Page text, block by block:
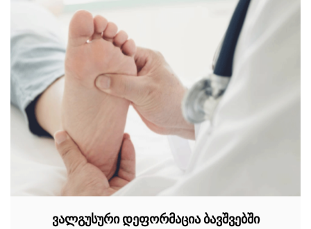
ვალგუსური დეფორმაცია ბავშვებში